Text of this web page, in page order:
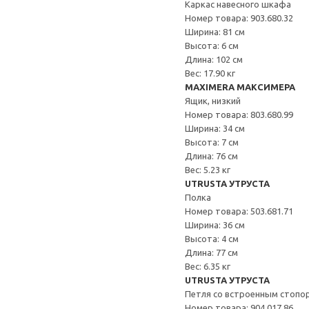
Каркас навесного шкафа
Номер товара: 903.680.32
Ширина: 81 см
Высота: 6 см
Длина: 102 см
Вес: 17.90 кг
MAXIMERA МАКСИМЕРА
Ящик, низкий
Номер товара: 803.680.99
Ширина: 34 см
Высота: 7 см
Длина: 76 см
Вес: 5.23 кг
UTRUSTA УТРУСТА
Полка
Номер товара: 503.681.71
Ширина: 36 см
Высота: 4 см
Длина: 77 см
Вес: 6.35 кг
UTRUSTA УТРУСТА
Петля со встроенным